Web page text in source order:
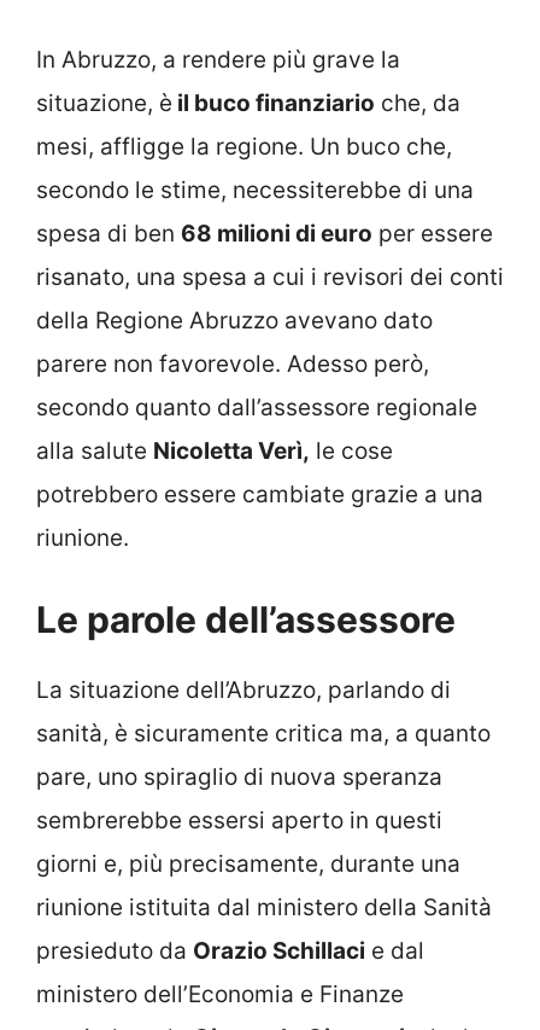
In Abruzzo, a rendere più grave la
situazione, è il buco finanziario che, da
mesi, affligge la regione. Un buco che,
secondo le stime, necessiterebbe di una
spesa di ben 68 milioni di euro per essere
risanato, una spesa a cui i revisori dei conti
della Regione Abruzzo avevano dato
parere non favorevole. Adesso però,
secondo quanto dall’assessore regionale
alla salute Nicoletta Verì, le cose
potrebbero essere cambiate grazie a una
riunione.
Le parole dell’assessore
La situazione dell’Abruzzo, parlando di
sanità, è sicuramente critica ma, a quanto
pare, uno spiraglio di nuova speranza
sembrerebbe essersi aperto in questi
giorni e, più precisamente, durante una
riunione istituita dal ministero della Sanità
presieduto da Orazio Schillaci e dal
ministero dell’Economia e Finanze